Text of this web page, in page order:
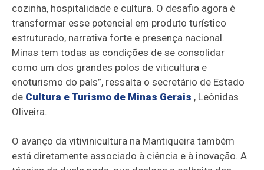
cozinha, hospitalidade e cultura. O desafio agora é
transformar esse potencial em produto turístico
estruturado, narrativa forte e presença nacional.
Minas tem todas as condições de se consolidar
como um dos grandes polos de viticultura e
enoturismo do país”, ressalta o secretário de Estado
de Cultura e Turismo de Minas Gerais , Leônidas
Oliveira.
O avanço da vitivinicultura na Mantiqueira também
está diretamente associado à ciência e à inovação. A